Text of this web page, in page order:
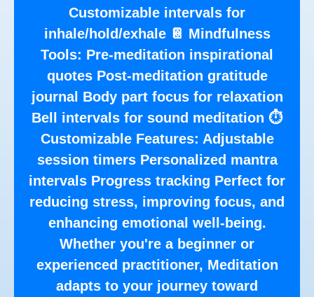
Customizable intervals for
inhale/hold/exhale 📔 Mindfulness
Tools: Pre-meditation inspirational
quotes Post-meditation gratitude
journal Body part focus for relaxation
Bell intervals for sound meditation ⏱️
Customizable Features: Adjustable
session timers Personalized mantra
intervals Progress tracking Perfect for
reducing stress, improving focus, and
enhancing emotional well-being.
Whether you're a beginner or
experienced practitioner, Meditation
adapts to your journey toward